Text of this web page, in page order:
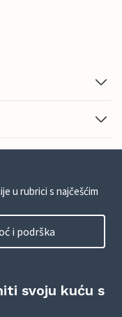
u rubrici s najčešćim
i podrška
svoju kuću s